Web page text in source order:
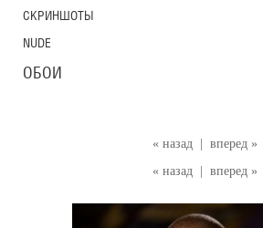
« назад
вперед »
« назад
вперед »
СКРИНШОТЫ
NUDE
ОБОИ